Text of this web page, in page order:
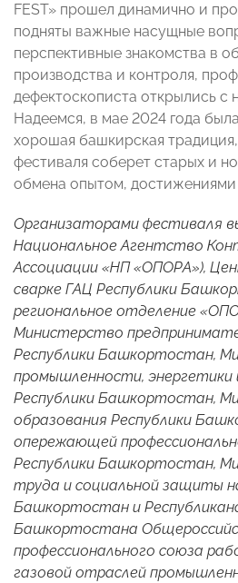
FEST» прошел динамично и
подняты важные насущные
перспективные знакомства в
производства и контроля,
дефектоскописта открылись с
Надеемся, в мае 2024 года
хорошая башкирская
фестиваля соберет старых и
обмена опытом, достижениями
Организаторами фестиваля
Национальное Агентство
Ассоциации «НП «ОПОРА»),
сварке ГАЦ Республики
региональное отделение
Министерство
Республики Башкортостан,
промышленности, энергетики
Республики Башкортостан,
образования Республики
опережающей
Республики Башкортостан,
труда и социальной защиты
Башкортостан и
Башкортостана
профессионального союза
газовой отраслей